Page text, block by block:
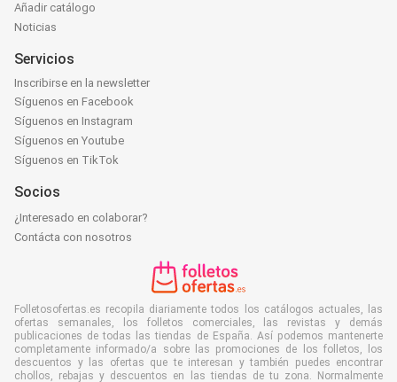
Añadir catálogo
Noticias
Servicios
Inscribirse en la newsletter
Síguenos en Facebook
Síguenos en Instagram
Síguenos en Youtube
Síguenos en TikTok
Socios
¿Interesado en colaborar?
Contácta con nosotros
Folletosofertas.es recopila diariamente todos los catálogos actuales, las
ofertas semanales, los folletos comerciales, las revistas y demás
publicaciones de todas las tiendas de España. Así podemos mantenerte
completamente informado/a sobre las promociones de los folletos, los
descuentos y las ofertas que te interesan y también puedes encontrar
chollos, rebajas y descuentos en las tiendas de tu zona. Normalmente